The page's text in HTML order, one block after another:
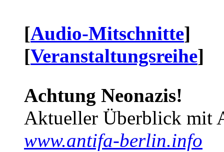
[Audio-Mitschnitte]
[Veranstaltungsreihe]
Achtung Neonazis!
Aktueller Überblick mit
www.antifa-berlin.info